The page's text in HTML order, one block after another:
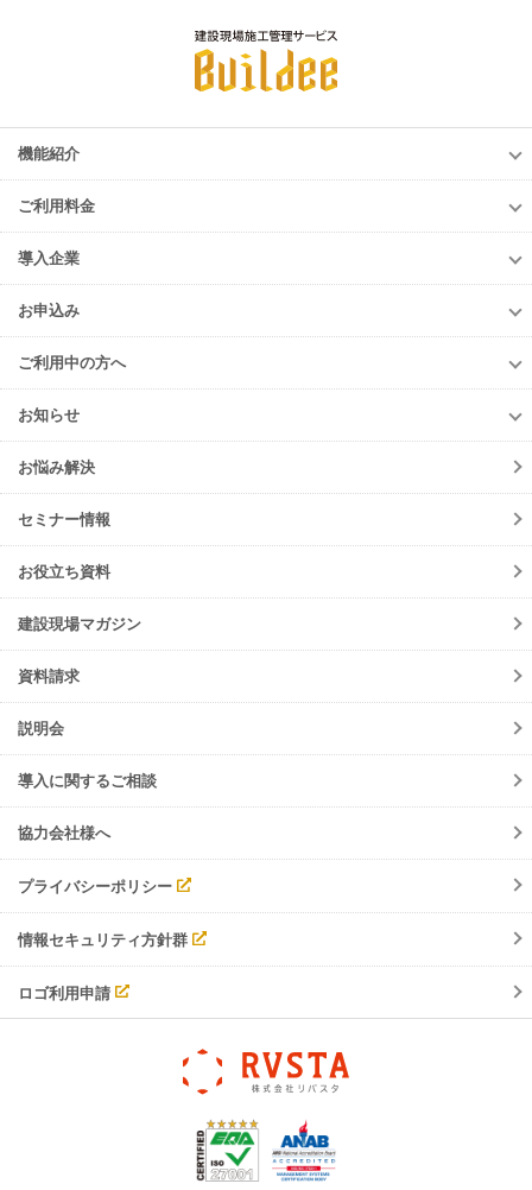
機能紹介
機能紹介
調整会議
労務安全
入退場管理
進捗・歩掛
Buildee電子KY
ご利用料金
ご利用料金
調整会議
労務安全
入退場管理
進捗・歩掛
導入企業
導入企業
導入企業一覧
導入事例
お申込み
お申込み
元請会社・サブJV
協力会社
ご利用中の方へ
ご利用中の方へ
各種お手続き
初期設定方法
動作環境
会員規約
よくあるご質問
ご請求について
サポート・お問合せ
お知らせ
お知らせ一覧
ニュースリリース
サービス
メンテナンス
障害情報
機能リリース
イベント
調整会議
お悩み解決
セミナー情報
お役立ち資料
建設現場マガジン
資料請求
説明会
導入に関するご相談
協力会社様へ
プライバシーポリシー
情報セキュリティ方針群
ロゴ利用申請